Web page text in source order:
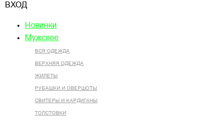
ВХОД
Новинки
Мужское
ВСЯ ОДЕЖДА
ВЕРХНЯЯ ОДЕЖДА
ЖИЛЕТЫ
РУБАШКИ И ОВЕРШОТЫ
СВИТЕРЫ И КАРДИГАНЫ
ТОЛСТОВКИ